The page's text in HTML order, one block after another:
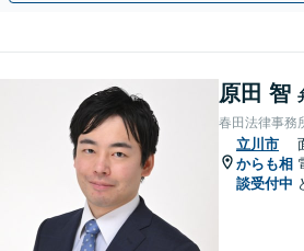
原田 智
春田法律事務
立川市
からも相
談受付中